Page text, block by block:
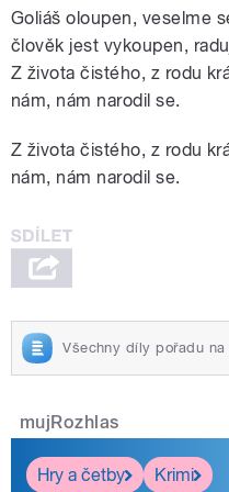
Goliáš oloupen, veselme
člověk jest vykoupen,
Z života čistého, z rodu
nám, nám narodil se.
Z života čistého, z rodu
nám, nám narodil se.
Všechny díly pořadu na
mujRozhlas
Hry a četby Krimi